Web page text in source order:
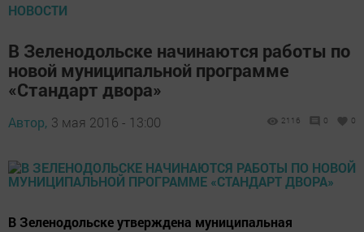
НОВОСТИ
В Зеленодольске начинаются работы по
новой муниципальной программе
«Стандарт двора»
Автор, 3 мая 2016 - 13:00 2116 0 0
В Зеленодольске утверждена муниципальная